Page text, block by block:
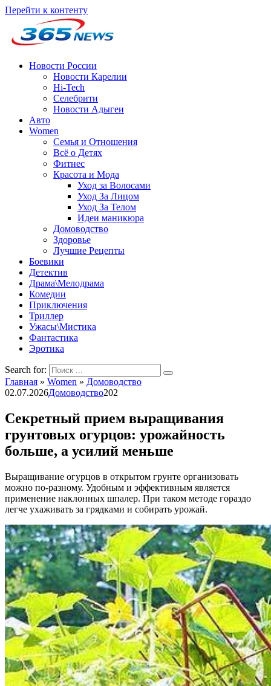
Перейти к контенту
Новости России
Новости Карелии
Hi-Tech
Селебрити
Новости Адыгеи
Авто
Women
Семья и Отношения
Всё о Детях
Фитнес
Красота и Мода
Уход за Волосами
Уход За Лицом
Уход За Телом
Идеи маникюра
Домоводство
Здоровье
Лучшие Рецепты
Боевики
Детектив
Драма\Мелодрама
Комедии
Приключения
Триллер
Ужасы\Мистика
Фантастика
Эротика
Search for:
Главная » Women » Домоводство
02.07.2026Домоводство202
Секретный прием выращивания
грунтовых огурцов: урожайность
больше, а усилий меньше
Выращивание огурцов в открытом грунте организовать
можно по-разному. Удобным и эффективным является
применение наклонных шпалер. При таком методе гораздо
легче ухаживать за грядками и собирать урожай.